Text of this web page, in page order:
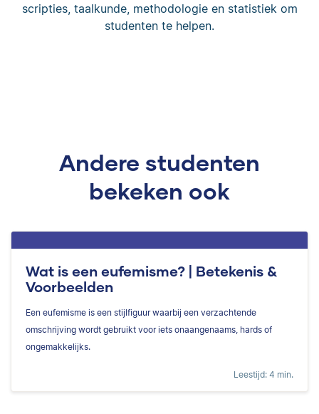
scripties, taalkunde, methodologie en statistiek om
studenten te helpen.
Andere studenten
bekeken ook
Wat is een eufemisme? | Betekenis &
Voorbeelden
Een eufemisme is een stijlfiguur waarbij een verzachtende
omschrijving wordt gebruikt voor iets onaangenaams, hards of
ongemakkelijks.
Leestijd: 4 min.